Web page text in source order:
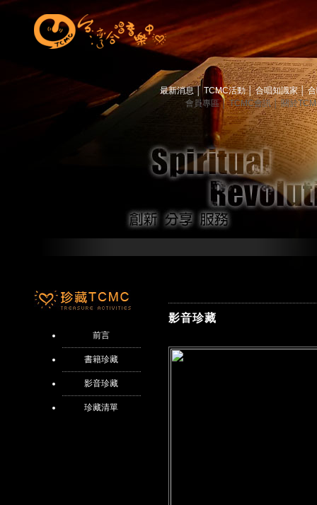
最新消息 TCMC活動│ 合唱知識家│
會員專區│ TCMC會訊│ 關於
前言
書籍珍藏
影音珍藏
珍藏清單
影音珍藏